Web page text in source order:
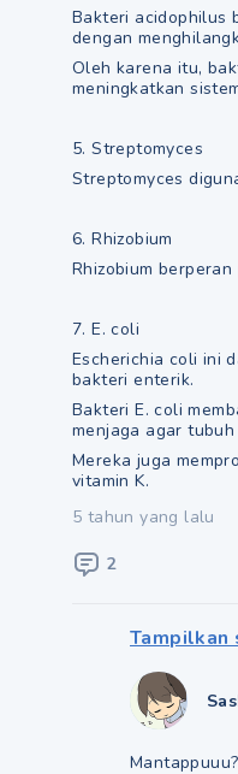
Bakteri acidophilus
dengan
Oleh karena itu,
meningkatkan
5. Streptomyces
Streptomyces
6. Rhizobium
Rhizobium
7. E. coli
Escherichia coli ini
bakteri enterik.
Bakteri E. coli
menjaga agar
Mereka juga
vitamin K.
5 tahun yang lalu
2
Tampilkan
Mantappuuu?